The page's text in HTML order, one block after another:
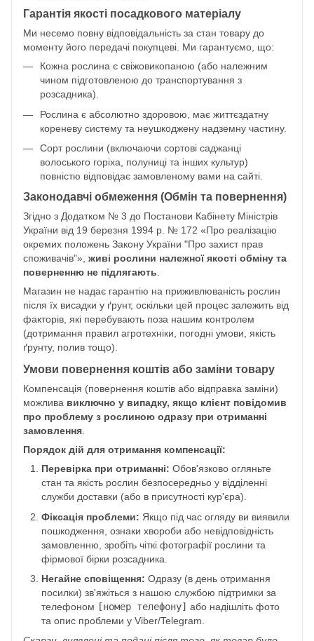
Гарантія якості посадкового матеріалу
Ми несемо повну відповідальність за стан товару до
моменту його передачі покупцеві. Ми гарантуємо, що:
Кожна рослина є свіжовикопаною (або належним
чином підготовленою до транспортування з
розсадника).
Рослина є абсолютно здоровою, має життєздатну
кореневу систему та неушкоджену надземну частину.
Сорт рослини (включаючи сортові саджанці
волоського горіха, полуниці та інших культур)
повністю відповідає замовленому вами на сайті.
Законодавчі обмеження (Обмін та повернення)
Згідно з Додатком № 3 до Постанови Кабінету Міністрів
України від 19 березня 1994 р. № 172 «Про реалізацію
окремих положень Закону України "Про захист прав
споживачів"», живі рослини належної якості обміну та
поверненню не підлягають.
Магазин не надає гарантію на приживлюваність рослин
після їх висадки у ґрунт, оскільки цей процес залежить від
факторів, які перебувають поза нашим контролем
(дотримання правил агротехніки, погодні умови, якість
ґрунту, полив тощо).
Умови повернення коштів або заміни товару
Компенсація (повернення коштів або відправка заміни)
можлива виключно у випадку, якщо клієнт повідомив
про проблему з рослиною одразу при отриманні
замовлення
Порядок дій для отримання компенсації:
Перевірка при отриманні: Обов'язково огляньте
стан та якість рослин безпосередньо у відділенні
служби доставки (або в присутності кур'єра).
Фіксація проблеми: Якщо під час огляду ви виявили
пошкодження, ознаки хвороби або невідповідність
замовленню, зробіть чіткі фотографії рослини та
фірмової бірки розсадника.
Негайне сповіщення: Одразу (в день отримання
посилки) зв'яжіться з нашою службою підтримки за
телефоном [номер телефону] або надішліть фото
та опис проблеми у Viber/Telegram.